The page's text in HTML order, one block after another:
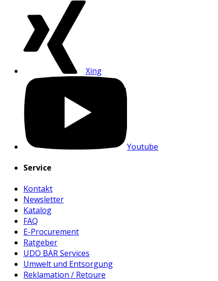
Xing
Youtube
Service
Kontakt
Newsletter
Katalog
FAQ
E-Procurement
Ratgeber
UDO BÄR Services
Umwelt und Entsorgung
Reklamation / Retoure